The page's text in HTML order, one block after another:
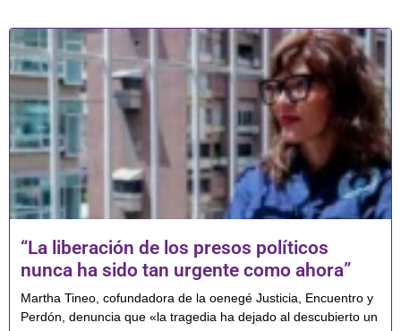
“La liberación de los presos políticos
nunca ha sido tan urgente como ahora”
Martha Tineo, cofundadora de la oenegé Justicia, Encuentro y
Perdón, denuncia que «la tragedia ha dejado al descubierto un